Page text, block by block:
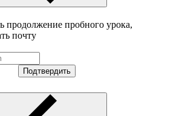
продолжение пробного урока,
почту
Подтвердить